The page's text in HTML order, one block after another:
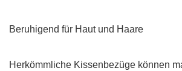
Beruhigend für Haut und Haare
Herkömmliche Kissenbezüge können